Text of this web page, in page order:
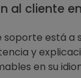
al cliente
soporte está a
y
en su